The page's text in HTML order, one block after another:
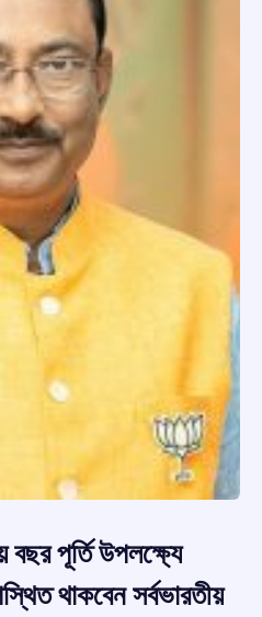
বছর পূর্তি উপলক্ষ্যে
থাকবেন সর্বভারতীয়